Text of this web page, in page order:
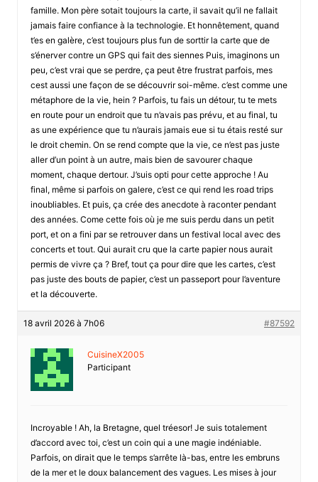
famille. Mon père sotait toujours la carte, il savait qu’il ne fallait
jamais faire confiance à la technologie. Et honnêtement, quand
t’es en galère, c’est toujours plus fun de sorttir la carte que de
s’énerver contre un GPS qui fait des siennes Puis, imaginons un
peu, c’est vrai que se perdre, ça peut être frustrat parfois, mes
cest aussi une façon de se découvrir soi-même. c’est comme une
métaphore de la vie, hein ? Parfois, tu fais un détour, tu te mets
en route pour un endroit que tu n’avais pas prévu, et au final, tu
as une expérience que tu n’aurais jamais eue si tu étais resté sur
le droit chemin. On se rend compte que la vie, ce n’est pas juste
aller d’un point à un autre, mais bien de savourer chaque
moment, chaque dertour. J’suis opti pour cette approche ! Au
final, même si parfois on galere, c’est ce qui rend les road trips
inoubliables. Et puis, ça crée des anecdote à raconter pendant
des années. Come cette fois où je me suis perdu dans un petit
port, et on a fini par se retrouver dans un festival local avec des
concerts et tout. Qui aurait cru que la carte papier nous aurait
permis de vivre ça ? Bref, tout ça pour dire que les cartes, c’est
pas juste des bouts de papier, c’est un passeport pour l’aventure
et la découverte.
18 avril 2026 à 7h06 #87592
CuisineX2005
Participant
Incroyable ! Ah, la Bretagne, quel tréesor! Je suis totalement
d’accord avec toi, c’est un coin qui a une magie indéniable.
Parfois, on dirait que le temps s’arrête là-bas, entre les embruns
de la mer et le doux balancement des vagues. Les mises à jour